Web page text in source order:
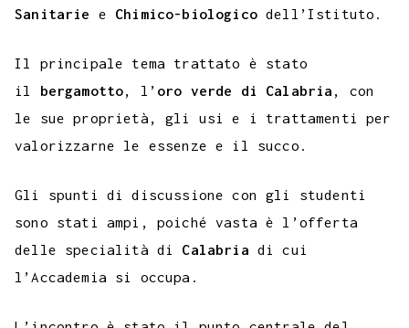
Sanitarie e Chimico-biologicodell’Istituto.
Il principale tema trattato è stato
il bergamotto, l’ oro verde di Calabria , con
le sue proprietà, gli usi e i trattamenti per
valorizzarne le essenze e il succo.
Gli spunti di discussione con gli studenti
sono stati ampi, poiché vasta è l’offerta
delle specialità di Calabria di cui
l’Accademia si occupa.